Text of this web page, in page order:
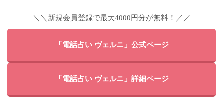
＼＼新規会員登録で最大4000円分が無料！／／
「電話占い ヴェルニ」公式ページ
「電話占い ヴェルニ」詳細ページ